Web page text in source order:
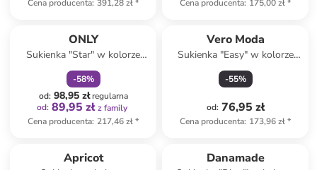
Cena producenta: 391,28 zł* Cena producenta: 175,00 zł*
ONLY
Sukienka "Star" w kolorze
jasnoróżowym
-58%
od: 98,95 złregularna
od: 89,95 zł z family
Cena producenta: 217,46 zł*
Vero Moda
Sukienka "Easy" w kolorze
czarnym
-55%
od: 76,95 zł
Cena producenta: 173,96 zł*
Apricot Danamade